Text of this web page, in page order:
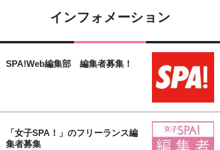
インフォメーション
SPA!Web編集部 編集者募集！
「女子SPA！」のフリーランス編
集者募集